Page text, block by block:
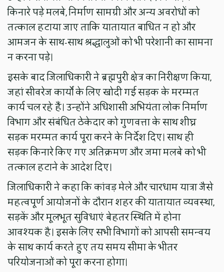
किनारे पड़े मलबे, निर्माण सामग्री और अन्य अवरोधों को
तत्काल हटाया जाए ताकि यातायात बाधित न हो और
आमजन के साथ-साथ श्रद्धालुओं को भी परेशानी का सामना
न करना पड़े।
इसके बाद जिलाधिकारी ने ब्रह्मपुरी क्षेत्र का निरीक्षण किया,
जहां सीवरेज कार्यों के लिए खोदी गई सड़क के मरम्मत
कार्य चल रहे हैं। उन्होंने अधिशासी अभियंता लोक निर्माण
विभाग और संबंधित ठेकेदार को गुणवत्ता के साथ शीघ्र
सड़क मरम्मत कार्य पूरा करने के निर्देश दिए। साथ ही
सड़क किनारे किए गए अतिक्रमण और जमा मलबे को भी
तत्काल हटाने के आदेश दिए।
जिलाधिकारी ने कहा कि कांवड़ मेले और चारधाम यात्रा जैसे
महत्वपूर्ण आयोजनों के दौरान शहर की यातायात व्यवस्था,
सड़कें और मूलभूत सुविधाएं बेहतर स्थिति में होना
आवश्यक है। इसके लिए सभी विभागों को आपसी समन्वय
के साथ कार्य करते हुए तय समय सीमा के भीतर
परियोजनाओं को पूरा करना होगा।